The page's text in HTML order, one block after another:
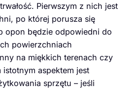
Pierwszym z nich jest
po której porusza się
opon będzie odpowiedni do
powierzchniach
na miękkich terenach czy
istotnym aspektem jest
sprzętu – jeśli